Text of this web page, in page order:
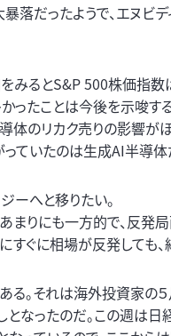
落だったようで、エヌ
をみるとS&P 500株価指
ったことは今後を示唆す
体のリカク売りの影響が
っていたのは生成AI半導
ーへと移りたい。
まりにも一方的で、反発
すぐに相場が反発しても
る。それは海外投資家の
なったのだ。この週は